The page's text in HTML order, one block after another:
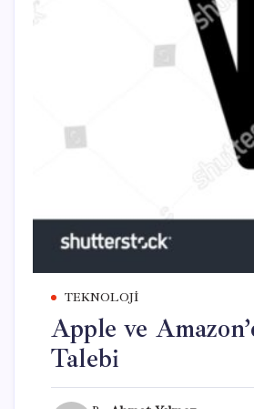
TEKNOLOJI
Apple ve
Talebi